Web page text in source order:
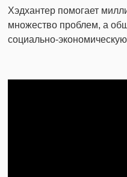
Хэдхантер помогает
множество проблем, а
социально-